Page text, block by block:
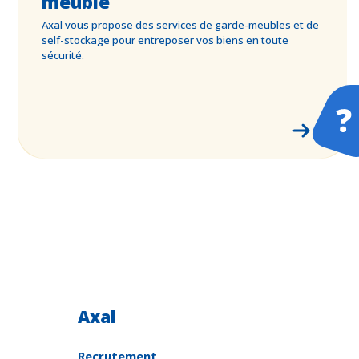
Axal vous propose des services de garde-meubles et de
self-stockage pour entreposer vos biens en toute
sécurité.
Axal